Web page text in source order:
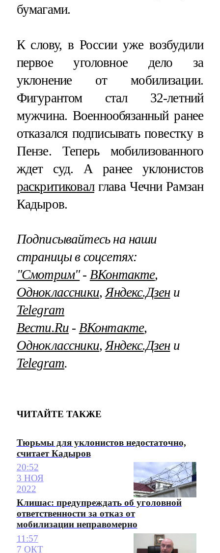
бумагами.
К слову, в России уже возбудили
первое уголовное дело за
уклонение от мобилизации.
Фигурантом стал 32-летний
мужчина. Военнообязанный ранее
отказался подписывать повестку в
Пензе. Теперь мобилизованного
ждет суд. А ранее уклонистов
раскритиковалглава Чечни Рамзан
Кадыров.
Подписывайтесь на наши
страницы в соцсетях:
"Смотрим"‐ ВКонтакте,
Одноклассники, Яндекс.Дзени
Telegram
Вести.Ru ‐ ВКонтакте,
Одноклассники, Яндекс.Дзени
Telegram.
ЧИТАЙТЕ ТАКЖЕ
Тюрьмы для уклонистов недостаточно,
считает Кадыров
20:52
3 НОЯ
2022
Клишас: предупреждать об уголовной
ответственности за отказ от
мобилизации неправомерно
11:57
7 ОКТ